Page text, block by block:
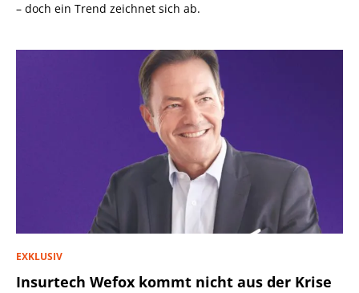
– doch ein Trend zeichnet sich ab.
EXKLUSIV
Insurtech Wefox kommt nicht aus der Krise